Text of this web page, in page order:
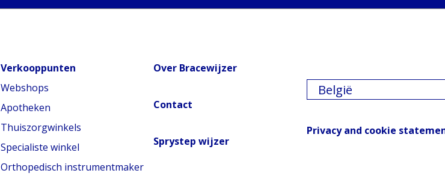
Verkooppunten
Webshops
Apotheken
Thuiszorgwinkels
Specialiste winkel
Orthopedisch instrumentmaker
Over Bracewijzer
Contact
Sprystep wijzer
België
Privacy and cookie